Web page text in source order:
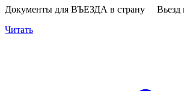
Документы для ВЪЕЗДА в страну Вьезд
Читать